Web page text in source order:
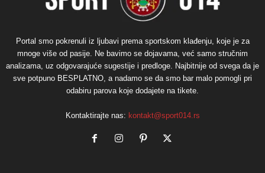
Portal smo pokrenuli iz ljubavi prema sportskom klađenju, koje je za
mnoge više od pasije. Ne bavimo se dojavama, već samo stručnim
analizama, uz odgovarajuće sugestije i predloge. Najbitnije od svega da je
sve potpuno BESPLATNO, a nadamo se da smo bar malo pomogli pri
odabiru parova koje dodajete na tikete.
Kontaktirajte nas: kontakt@sport014.rs